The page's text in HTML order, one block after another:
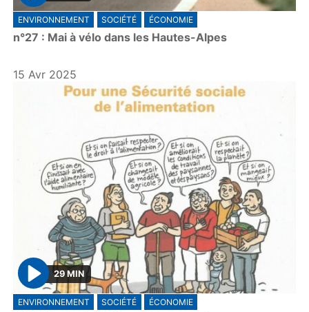
P
l
a
ENVIRONNEMENT SOCIÉTÉ ÉCONOMIE
n°27 : Mai à vélo dans les Hautes-Alpes
15 Avr 2025
P
l
29 MIN
ENVIRONNEMENT SOCIÉTÉ ÉCONOMIE